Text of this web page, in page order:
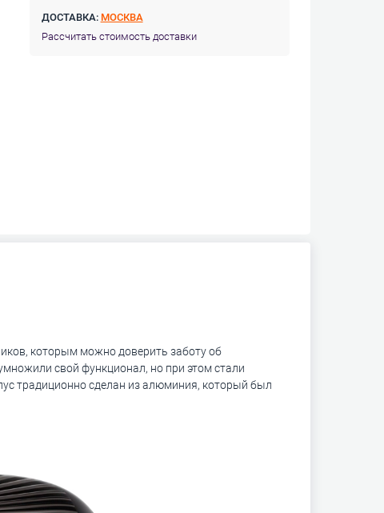
ДОСТАВКА: МОСКВА
Рассчитать стоимость доставки
которым можно доверить заботу об
свой функционал, но при этом стали
традиционно сделан из алюминия, который был